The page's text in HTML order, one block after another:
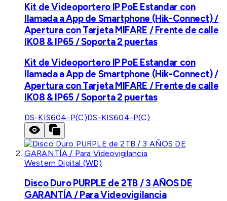
Kit de Videoportero IP PoE Estandar con
llamada a App de Smartphone (Hik-Connect) /
Apertura con Tarjeta MIFARE / Frente de calle
IK08 & IP65 / Soporta 2 puertas
Kit de Videoportero IP PoE Estandar con
llamada a App de Smartphone (Hik-Connect) /
Apertura con Tarjeta MIFARE / Frente de calle
IK08 & IP65 / Soporta 2 puertas
DS-KIS604-P(C)DS-KIS604-P(C)
Western Digital (WD)
Disco Duro PURPLE de 2TB / 3 AÑOS DE
GARANTÍA / Para Videovigilancia